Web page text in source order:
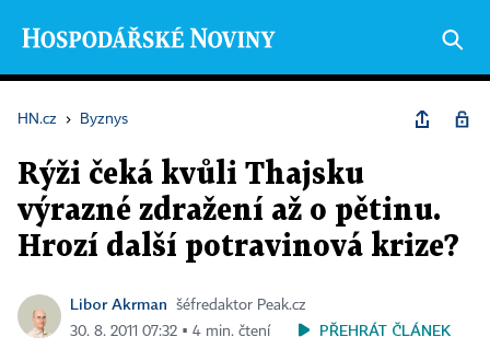
HN.cz › Byznys
Rýži čeká kvůli Thajsku
výrazné zdražení až o pětinu.
Hrozí další potravinová krize?
Libor Akrman
šéfredaktor Peak.cz
30. 8. 2011 07:32 ▪ 4 min. čtení
PŘEHRÁT ČLÁNEK